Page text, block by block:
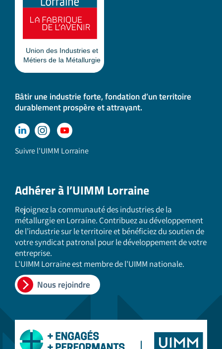
Bâtir une industrie forte, fondation d’un territoire
durablement prospère et attrayant.
Suivre l'UIMM Lorraine
Adhérer à l’UIMM Lorraine
Rejoignez la communauté des industries de la
métallurgie en Lorraine. Contribuez au développement
de l’industrie sur le territoire et bénéficiez du soutien de
votre syndicat patronal pour le développement de votre
entreprise.
L'UIMM Lorraine est membre de l'UIMM nationale.
Nous rejoindre